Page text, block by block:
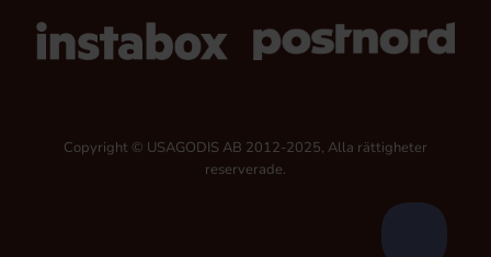
Copyright © USAGODIS AB 2012-2025, Alla rättigheter
reserverade.